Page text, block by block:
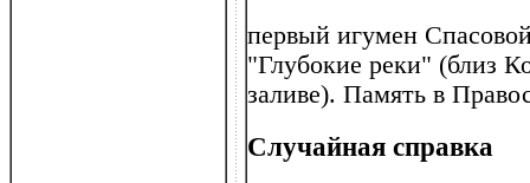
первый игумен
"Глубокие реки" (близ
заливе). Память в
Случайная справка